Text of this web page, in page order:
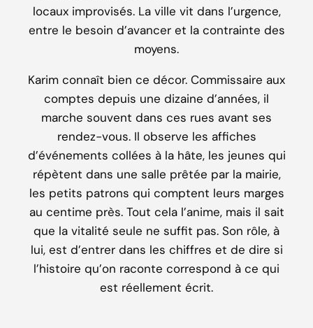
locaux improvisés. La ville vit dans l’urgence,
entre le besoin d’avancer et la contrainte des
moyens.
Karim connaît bien ce décor. Commissaire aux
comptes depuis une dizaine d’années, il
marche souvent dans ces rues avant ses
rendez-vous. Il observe les affiches
d’événements collées à la hâte, les jeunes qui
répètent dans une salle prêtée par la mairie,
les petits patrons qui comptent leurs marges
au centime près. Tout cela l’anime, mais il sait
que la vitalité seule ne suffit pas. Son rôle, à
lui, est d’entrer dans les chiffres et de dire si
l’histoire qu’on raconte correspond à ce qui
est réellement écrit.